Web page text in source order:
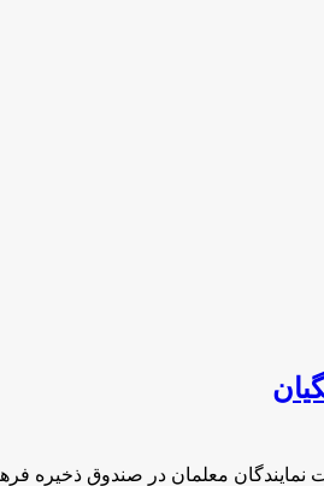
نمایندگان معلمان در صندوق ذخیره